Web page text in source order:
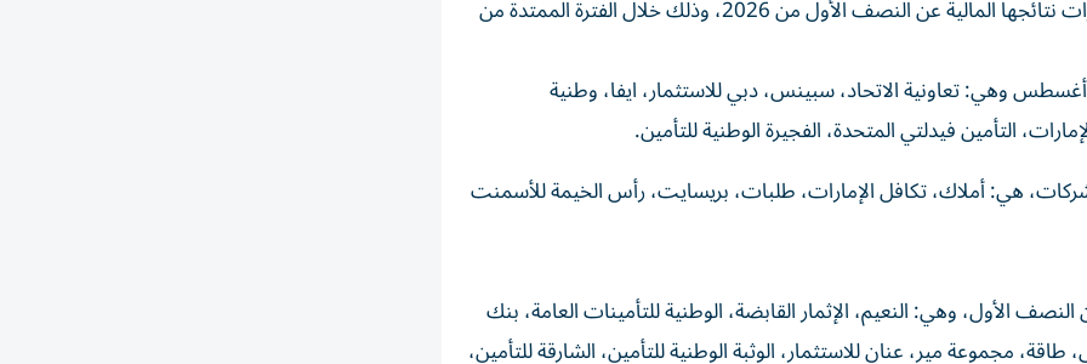
يترقب المستثمرون إعلان 46 شركة مدرجة في أسواق الإمارات نتائجها المالية عن النصف الأول من 2026، وذلك خلال الفترة الممتدة من
المقرر أن تعلن 11 شركة نتائجها المالية يوم الاثنين 10 أغسطس وهي: تعاونية الاتحاد، سبينس، دبي للاستثمار، ايفا، وطنية
الأسواق يوم الثلاثاء 11 أغسطس إعلان نتائج 7 شركات، هي: أملاك، تكافل الإمارات، طلبات، بريسايت، رأس الخيمة للأسمنت
نتائجها المالية عن النصف الأول، وهي: النعيم، الإثمار القابضة، الوطنية للتأمينات العامة، بنك
طاقة، مجموعة مير، عنان للاستثمار، الوثبة الوطنية للتأمين، الشارقة للتأمين،